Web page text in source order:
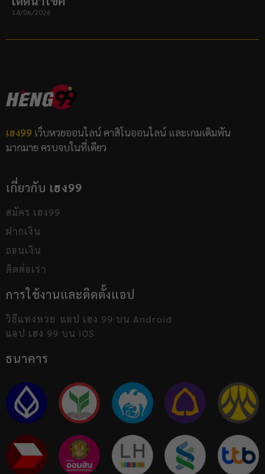
14/06/2026
เฮง99 เว็บหวยออนไลน์ คาสิโนออนไลน์ และเกมเดิมพัน
มากมาย ครบจบในที่เดียว
เกี่ยวกับ เฮง99
สมัคร เฮง99
ฝากเงิน
ถอนเงิน
ติดต่อเรา
การใช้งานและติดตั้งแอป
วิธีแทงหวย แอป เฮง 99 บน Android
แอป เฮง 99 บน iOS
ธนาคาร